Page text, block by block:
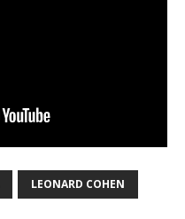
LEONARD COHEN